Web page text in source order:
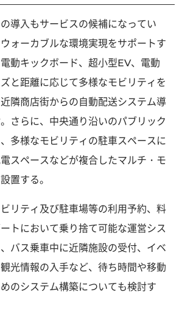
導入もサービスの候補になってい
ォーカブルな環境実現をサポートす
動キックボード、超小型EV、電動
と距離に応じて多様なモビリティを
隣商店街からの自動配送システム導
さらに、中央通り沿いのパブリック
多様なモビリティの駐車スペースに
スペースなどが複合したマルチ・モ
置する。
リティ及び駐車場等の利用予約、料
トにおいて乗り捨て可能な運営シス
バス乗車中に近隣施設の受付、イベ
光情報の入手など、待ち時間や移動
のシステム構築についても検討す